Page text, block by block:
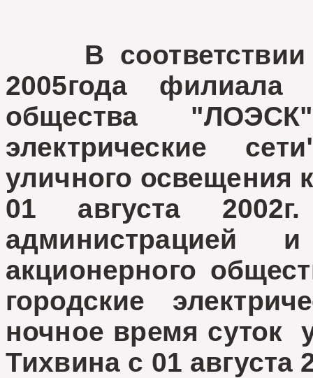
В соответствии
2005года филиала
общества "ЛОЭСК"
электрические
уличного освещения
01 августа
администрацией
акционерного
городские
ночное время суток
Тихвина с 01 августа